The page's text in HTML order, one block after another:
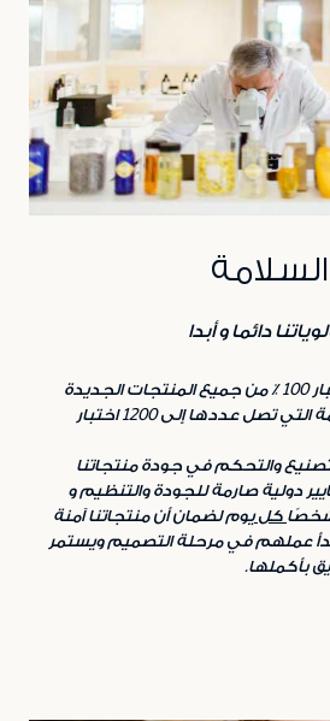
السلامة
دائما و أبدا
نحن نضمن أنّه يتم اختبار 100 ٪ من جميع المنتجات الجديدة
من خلال اختبارات صارمة التي تصل عددها إلى 1200 اختبار
والتحكم في جودة منتجاتنا
دولية صارمة للجودة والتنظيم و
كليوم لضمان أن منتجاتنا آمنة
عملهم في مرحلة التصميم ويستمر
بأكملها.